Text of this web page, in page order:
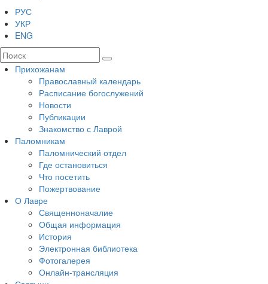
РУС
УКР
ENG
Прихожанам
Православный календарь
Расписание богослужений
Новости
Публикации
Знакомство с Лаврой
Паломникам
Паломнический отдел
Где остановиться
Что посетить
Пожертвование
О Лавре
Священноначалие
Общая информация
История
Электронная библиотека
Фотогалерея
Онлайн-трансляция